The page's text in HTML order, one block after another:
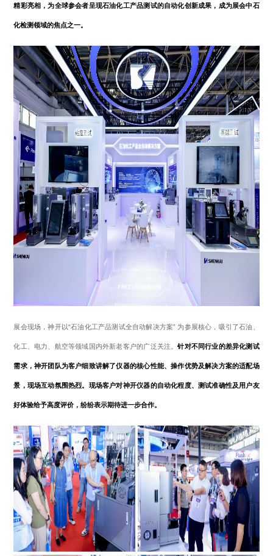
精彩亮相，为全球参会者呈现石油化工产品测试的自动化创新成果，成为展会中石
化检测领域的焦点之一。
展会现场，神开以“石油化工产品测试全自动解决方案” 为参展核心，吸引了石油、
化工、电力、航空等领域国内外新老客户的广泛关注。针对不同行业的差异化测试
需求，神开团队为客户细致讲解了仪器的核心性能、操作优势及解决方案的适配场
景，现场互动氛围热烈。现场客户对神开仪器的自动化程度、测试准确性及用户友
好体验给予高度评价，纷纷表示期待进一步合作。